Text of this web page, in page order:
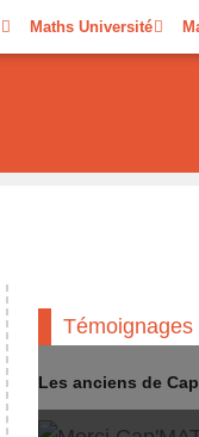
Maths Université
Témoignages
Les anciens de